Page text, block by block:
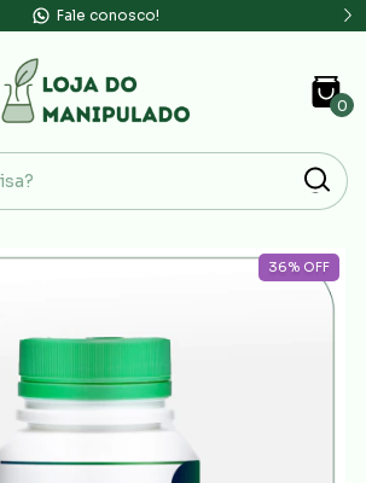
Fale conosco!
0
36% OFF